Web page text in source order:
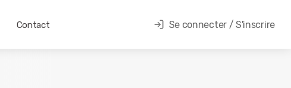
Contact Se connecter / S'inscrire